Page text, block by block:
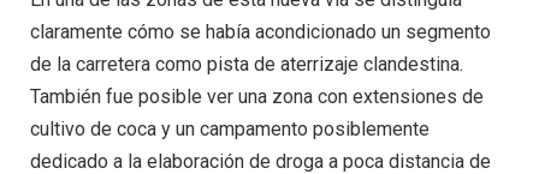
claramente cómo se había acondicionado un segmento
de la carretera como pista de aterrizaje clandestina.
También fue posible ver una zona con extensiones de
cultivo de coca y un campamento posiblemente
dedicado a la elaboración de droga a poca distancia de